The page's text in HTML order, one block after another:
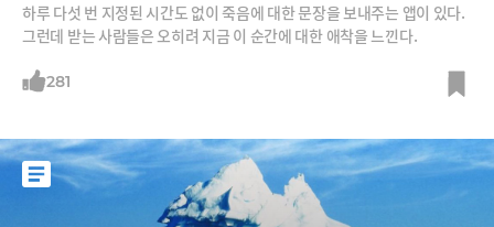
하루 다섯 번 지정된 시간도 없이 죽음에 대한 문장을 보내주는 앱이 있다.
그런데 받는 사람들은 오히려 지금 이 순간에 대한 애착을 느낀다.
281